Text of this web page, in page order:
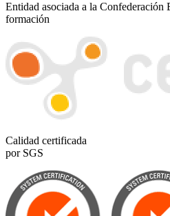
Entidad asociada a la Confederación
formación
Calidad certificada
por SGS